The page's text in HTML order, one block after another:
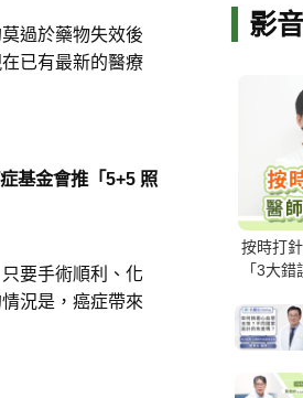
過於藥物失效後
已有最新的醫療
基金會推「5+5 照
要手術順利、化
況是，癌症帶來
影
按時打
「3大